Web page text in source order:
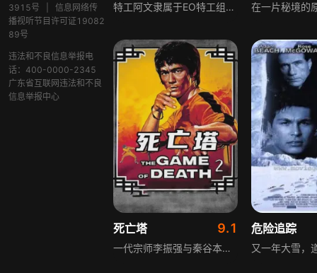
3915号
信息网络传
播视听节目许可证19082
89号
违法和不良信息举报电
话：400-0000-2345
广东省互联网违法和不良
信息举报中心
特工阿文隶属于EO特工组织，奉组织之命潜伏于东南亚B国颇有威望的军火商黎叔麾下，寻找其手中的一批云爆弹将其销毁。当他找到军火等待搭档阿琼的接应之际，却遭B国军阀钦盛军队截杀，为拯救苦难的百姓，阿文阿琼两人决定夺回军火，一场关乎战争与和平的救赎之战即将开始。
死亡塔 9.1
一代宗师李振强与秦谷本是生死之交，秦谷莫名离世让李振强誓查真凶，却意外遇害，仅留下与死亡塔相关的未解秘密。闭关多年的弟弟振国为兄复仇，闯过神秘山庄的重重险境，打开秘密通道进入地下宫殿，却发现秦谷才是幕后主谋，最终在生死对决中奋起反击，揭露阴谋真相。
危险追踪